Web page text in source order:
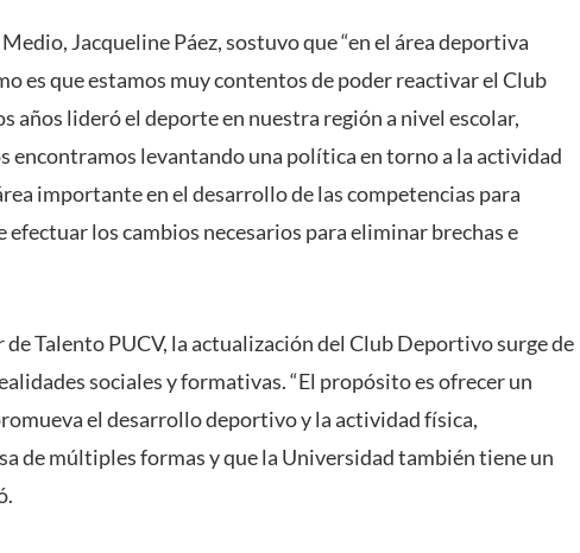
Jacqueline Páez, sostuvo que “en el área deportiva
es que estamos muy contentos de poder reactivar el Club
años lideró el deporte en nuestra región a nivel escolar,
levantando una política en torno a la actividad
importante en el desarrollo de las competencias para
los cambios necesarios para eliminar brechas e
Talento PUCV, la actualización del Club Deportivo surge de
sociales y formativas. “El propósito es ofrecer un
el desarrollo deportivo y la actividad física,
de múltiples formas y que la Universidad también tiene un